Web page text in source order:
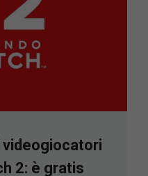
2: è gratis